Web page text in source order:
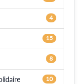
4
15
8
10